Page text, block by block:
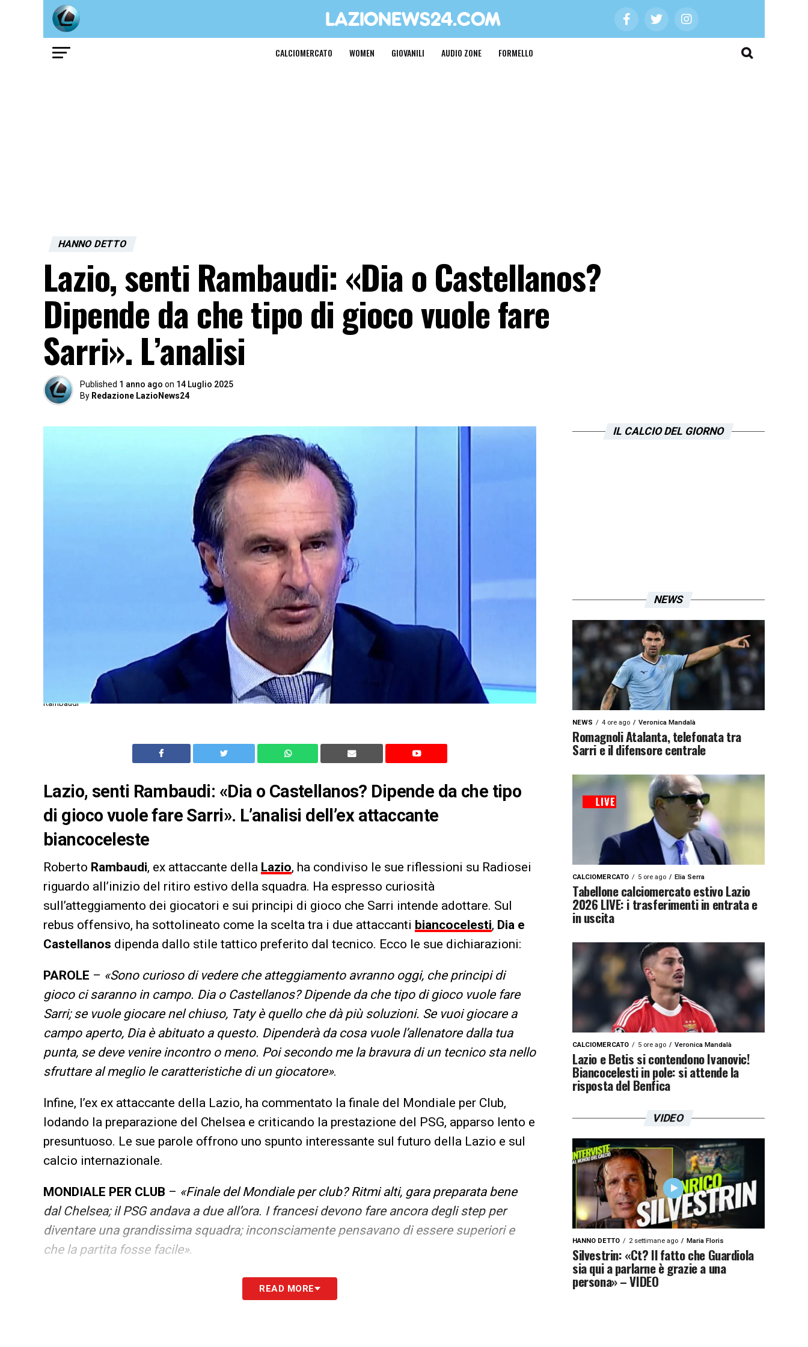
CALCIOMERCATO WOMEN GIOVANILI AUDIO ZONE FORMELLO
HANNO DETTO
Lazio, senti Rambaudi: «Dia o Castellanos?
Dipende da che tipo di gioco vuole fare
Sarri». L’analisi
Published 1 anno ago on 14 Luglio 2025
By Redazione LazioNews24
Rambaudi
Lazio, senti Rambaudi: «Dia o Castellanos? Dipende da che tipo
di gioco vuole fare Sarri». L’analisi dell’ex attaccante
biancoceleste
Roberto Rambaudi, ex attaccante della Lazio, ha condiviso le sue riflessioni su Radiosei
riguardo all’inizio del ritiro estivo della squadra. Ha espresso curiosità
sull’atteggiamento dei giocatori e sui principi di gioco che Sarri intende adottare. Sul
rebus offensivo, ha sottolineato come la scelta tra i due attaccanti biancocelesti, Dia e
Castellanos dipenda dallo stile tattico preferito dal tecnico. Ecco le sue dichiarazioni:
PAROLE – «Sono curioso di vedere che atteggiamento avranno oggi, che principi di
gioco ci saranno in campo. Dia o Castellanos? Dipende da che tipo di gioco vuole fare
Sarri; se vuole giocare nel chiuso, Taty è quello che dà più soluzioni. Se vuoi giocare a
campo aperto, Dia è abituato a questo. Dipenderà da cosa vuole l’allenatore dalla tua
punta, se deve venire incontro o meno. Poi secondo me la bravura di un tecnico sta nello
sfruttare al meglio le caratteristiche di un giocatore».
Infine, l’ex ex attaccante della Lazio, ha commentato la finale del Mondiale per Club,
lodando la preparazione del Chelsea e criticando la prestazione del PSG, apparso lento e
presuntuoso. Le sue parole offrono uno spunto interessante sul futuro della Lazio e sul
calcio internazionale.
MONDIALE PER CLUB – «Finale del Mondiale per club? Ritmi alti, gara preparata bene
dal Chelsea; il PSG andava a due all’ora. I francesi devono fare ancora degli step per
diventare una grandissima squadra; inconsciamente pensavano di essere superiori e
che la partita fosse facile».
Il momento in casa Lazio è delicato: il mercato è fermo, ma il ritorno di Sarri porta
speranza. Il tecnico punta su lavoro, identità e coesione. A Formello si respira
READ MORE
IL CALCIO DEL GIORNO
NEWS
NEWS 4 ore ago Veronica Mandalà
Romagnoli Atalanta, telefonata tra
Sarri e il difensore centrale
CALCIOMERCATO 5 ore ago Elia Serra
Tabellone calciomercato estivo Lazio
2026 LIVE: i trasferimenti in entrata e
in uscita
CALCIOMERCATO 5 ore ago Veronica Mandalà
Lazio e Betis si contendono Ivanovic!
Biancocelesti in pole: si attende la
risposta del Benfica
VIDEO
HANNO DETTO 2 settimane ago Maria Floris
Silvestrin: «Ct? Il fatto che Guardiola
sia qui a parlarne è grazie a una
persona» – VIDEO